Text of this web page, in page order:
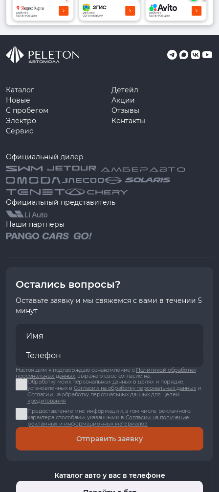
рейтинг
организации
рейтинг
организации
рейтинг
организации
Каталог
Новые
С пробегом
Электро
Сервис
Детейл
Акции
Отзывы
Контакты
Официальный дилер
Официальный представитель
Наши партнеры
Остались вопросы?
Оставьте заявку и мы свяжемся с вами в течении 5
минут
Настоящим я подтверждаю ознакомление с Политикой обработки
персональных данных, выражаю свое согласие на:
Обработку моих персональных данных в целях и порядке,
установленных в Согласии на обработку персональных данныхи
Согласии на обработку персональных данных для целей
кредитования
Предоставление мне информации, в том числе рекламного
характера способами, указанными в Согласии на получение
рекламных и информационных материалов
Отправить заявку
Каталог авто у вас в телефоне